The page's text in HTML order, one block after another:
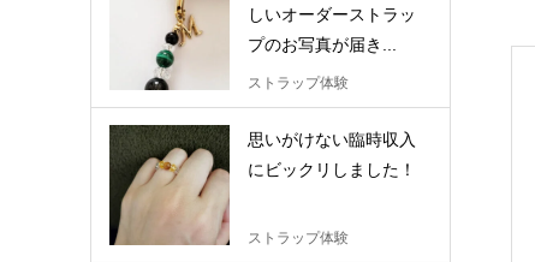
しいオーダーストラッ
プのお写真が届き...
ストラップ体験
思いがけない臨時収入
にビックリしました！
ストラップ体験